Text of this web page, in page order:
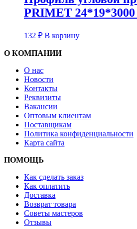
PRIMET
132 ₽ В корзину
О КОМПАНИИ
О нас
Новости
Контакты
Реквизиты
Вакансии
Оптовым клиентам
Поставщикам
Политика конфиденциальности
Карта сайта
ПОМОЩЬ
Как сделать заказ
Как оплатить
Доставка
Возврат товара
Советы мастеров
Отзывы